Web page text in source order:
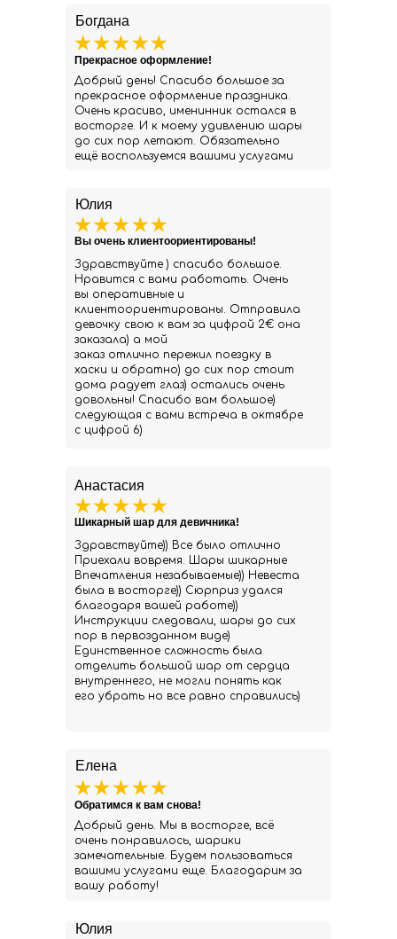
Юлия
Елена
Добрый день. Мы в восторге, всё
очень понравилось, шарики
замечательные. Будем пользоваться
вашими услугами еще. Благодарим за
вашу работу!
Обратимся к вам снова!
Юлия
Здравствуйте ) спасибо большое.
Нравится с вами работать. Очень
вы оперативные и
клиентоориентированы. Отправила
девочку свою к вам за цифрой 2€ она
заказала) а мой
заказ отлично пережил поездку в
хаски и обратно) до сих пор стоит
дома радует глаз) остались очень
довольны! Спасибо вам большое)
следующая с вами встреча в октябре
с цифрой 6)
Вы очень клиентоориентированы!
Анастасия
Здравствуйте)) Все было отлично
Приехали вовремя. Шары шикарные
Впечатления незабываемые)) Невеста
была в восторге)) Сюрприз удался
благодаря вашей работе))
Инструкции следовали, шары до сих
пор в первозданном виде)
Единственное сложность была
отделить большой шар от сердца
внутреннего, не могли понять как
его убрать но все равно справились)
Шикарный шар для девичника!
Богдана
Добрый день! Спасибо большое за
прекрасное оформление праздника.
Очень красиво, именинник остался в
восторге. И к моему удивлению шары
до сих пор летают. Обязательно
ещё воспользуемся вашими услугами
Прекрасное оформление!